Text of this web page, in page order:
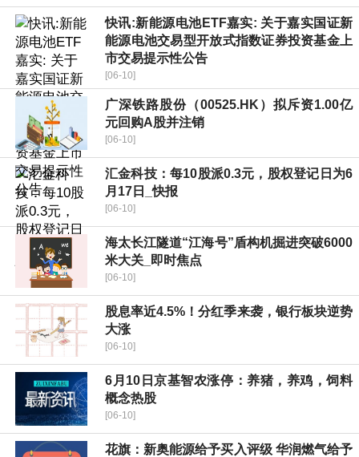
快讯:新能源电池ETF嘉实: 关于嘉实国证新
能源电池交易型开放式指数证券投资基金上
市交易提示性公告
[06-10]
广深铁路股份（00525.HK）拟斥资1.00亿
元回购A股并注销
[06-10]
汇金科技：每10股派0.3元，股权登记日为6
月17日_快报
[06-10]
海太长江隧道“江海号”盾构机掘进突破6000
米大关_即时焦点
[06-10]
股息率近4.5%！分红季来袭，银行板块逆势
大涨
[06-10]
6月10日京基智农涨停：养猪，养鸡，饲料
概念热股
[06-10]
花旗：新奥能源给予买入评级 华润燃气给予